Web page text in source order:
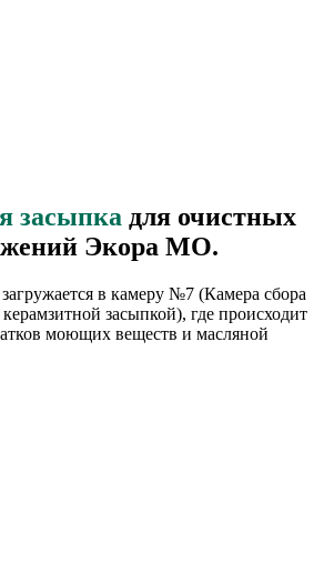
засыпка для очистных
Экора МО.
в камеру №7 (Камера сбора
засыпкой), где происходит
моющих веществ и масляной